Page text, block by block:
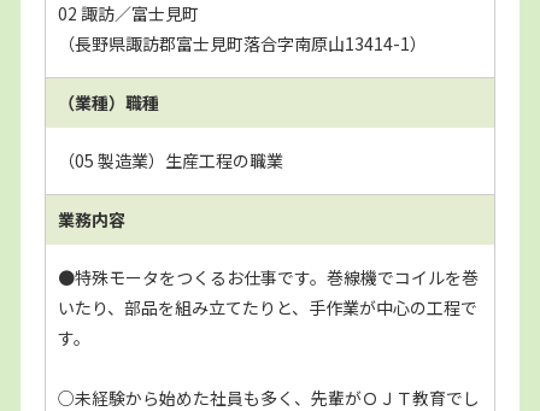
02 諏訪／富士見町
（長野県諏訪郡富士見町落合字南原山13414-1）
（業種）職種
（05 製造業）生産工程の職業
業務内容
●特殊モータをつくるお仕事です。巻線機でコイルを巻
いたり、部品を組み立てたりと、手作業が中心の工程で
す。
○未経験から始めた社員も多く、先輩がＯＪＴ教育でし